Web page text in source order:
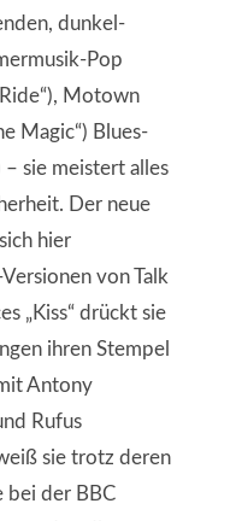
dunkel-
Pop
Ride“), Motown
Magic“) Blues-
– sie meistert alles
Der neue
hier
von Talk
„Kiss“ drückt sie
ihren Stempel
Antony
Rufus
sie trotz deren
bei der BBC